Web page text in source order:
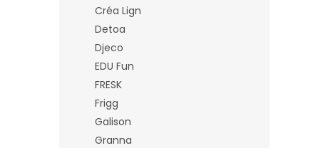
Créa Lign
Detoa
Djeco
EDU Fun
FRESK
Frigg
Galison
Granna